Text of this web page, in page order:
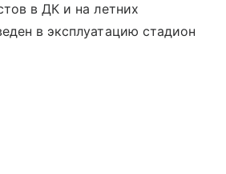
в ДК и на летних
в эксплуатацию стадион